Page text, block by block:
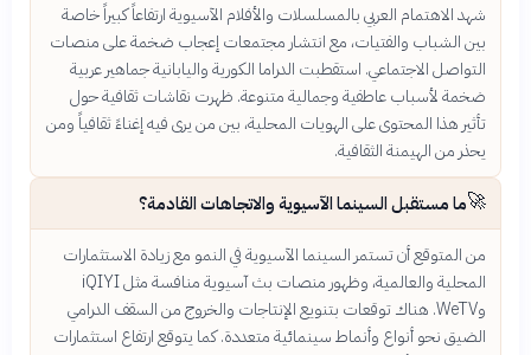
شهد الاهتمام العربي بالمسلسلات والأفلام الآسيوية ارتفاعاً كبيراً خاصة
بين الشباب والفتيات، مع انتشار مجتمعات إعجاب ضخمة على منصات
التواصل الاجتماعي. استقطبت الدراما الكورية واليابانية جماهير عربية
ضخمة لأسباب عاطفية وجمالية متنوعة. ظهرت نقاشات ثقافية حول
تأثير هذا المحتوى على الهويات المحلية، بين من يرى فيه إغناءً ثقافياً ومن
يحذر من الهيمنة الثقافية.
🚀ما مستقبل السينما الآسيوية والاتجاهات القادمة؟
من المتوقع أن تستمر السينما الآسيوية في النمو مع زيادة الاستثمارات
المحلية والعالمية، وظهور منصات بث آسيوية منافسة مثل iQIYI
وWeTV. هناك توقعات بتنويع الإنتاجات والخروج من السقف الدرامي
الضيق نحو أنواع وأنماط سينمائية متعددة. كما يتوقع ارتفاع استثمارات